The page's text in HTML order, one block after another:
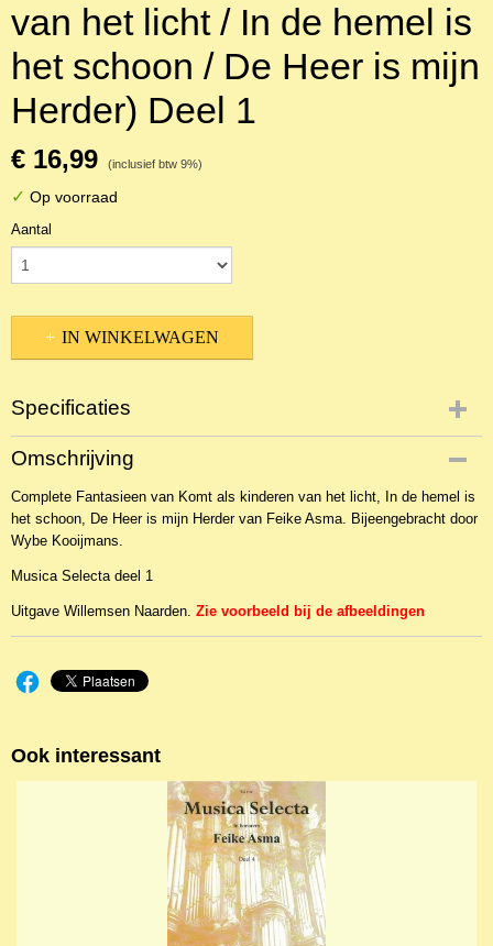
van het licht / In de hemel is
het schoon / De Heer is mijn
Herder) Deel 1
€ 16,99 (inclusief btw 9%)
✓ Op voorraad
Aantal
IN WINKELWAGEN
Specificaties
Productcode
NBLNOr-2209
EAN code
WIL1307
Omschrijving
Complete Fantasieen van Komt als kinderen van het licht, In de hemel is
het schoon, De Heer is mijn Herder van Feike Asma. Bijeengebracht door
Wybe Kooijmans.
Musica Selecta deel 1
Uitgave Willemsen Naarden. Zie voorbeeld bij de afbeeldingen
Ook interessant